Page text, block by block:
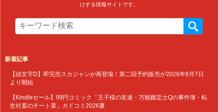
けする情報サイトです。
新着記事
【頭文字D】即完売スカジャンが再登場！第二回予約販売が2026年8月7日
より開始
【Kindleセール】99円コミック「王子様の友達・万能鑑定士Qの事件簿・転
生社畜のチート菜」カドコミ2026夏